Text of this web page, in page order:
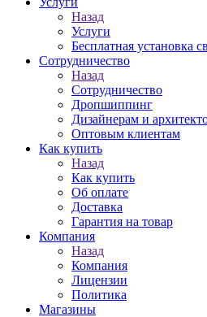
Назад
Услуги
Бесплатная установка
Сотрудничество
Назад
Сотрудничество
Дропшиппинг
Дизайнерам и
Оптовым клиентам
Как купить
Назад
Как купить
Об оплате
Доставка
Гарантия на товар
Компания
Назад
Компания
Лицензии
Политика
Магазины